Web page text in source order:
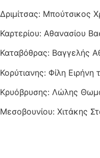
Δριμίτσας: Μπούτσικος
Καρτερίου: Αθανασίου
Καταβόθρας: Βαγγελής
Κορύτιανης: Φίλη
Κρυόβρυσης: Λώλης
Μεσοβουνίου: Χιτάκης